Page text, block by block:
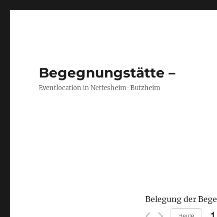
Begegnungstätte –
Eventlocation in Nettesheim-Butzheim
Belegung der
Heute